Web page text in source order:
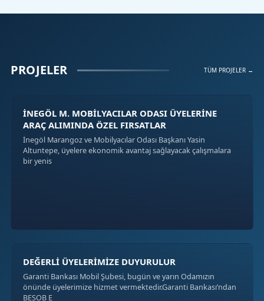
PROJELER TÜM PROJELER →
İNEGÖL M. MOBİLYACILAR ODASI ÜYELERİNE
ARAÇ ALIMINDA ÖZEL FIRSATLAR
İnegöl Marangoz ve Mobilyacılar Odası Başkanı Yasin
Altuntepe, üyelere ekonomik avantaj sağlayacak çalışmalara
bir yenis
DEĞERLİ ÜYELERİMİZE DUYURULUR
Garanti Bankası Mobil Şubesi, bugün ve yarın Odamızın
önünde üyelerimize hizmet vermektedir.Garanti Bankası’ndan
BESOB E